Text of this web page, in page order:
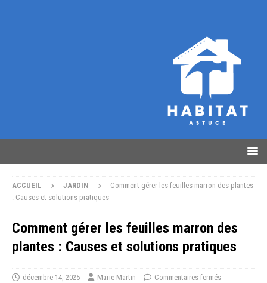
ACCUEIL JARDIN
Comment gérer les feuilles marron des plantes
: Causes et solutions pratiques
Comment gérer les feuilles marron des
plantes : Causes et solutions pratiques
décembre 14, 2025 Marie Martin Commentaires fermés